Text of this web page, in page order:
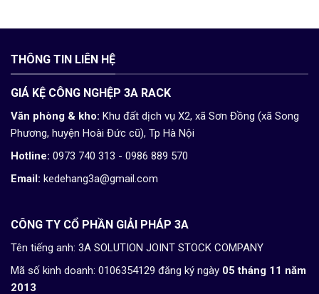
THÔNG TIN LIÊN HỆ
GIÁ KỆ CÔNG NGHỆP 3A RACK
Văn phòng & kho: Khu đất dịch vụ X2, xã Sơn Đồng (xã Song
Phương, huyện Hoài Đức cũ), Tp Hà Nội
Hotline: 0973 740 313 - 0986 889 570
Email: kedehang3a@gmail.com
CÔNG TY CỔ PHẦN GIẢI PHÁP 3A
Tên tiếng anh: 3A SOLUTION JOINT STOCK COMPANY
Mã số kinh doanh: 0106354129 đăng ký ngày 05 tháng 11 năm
2013